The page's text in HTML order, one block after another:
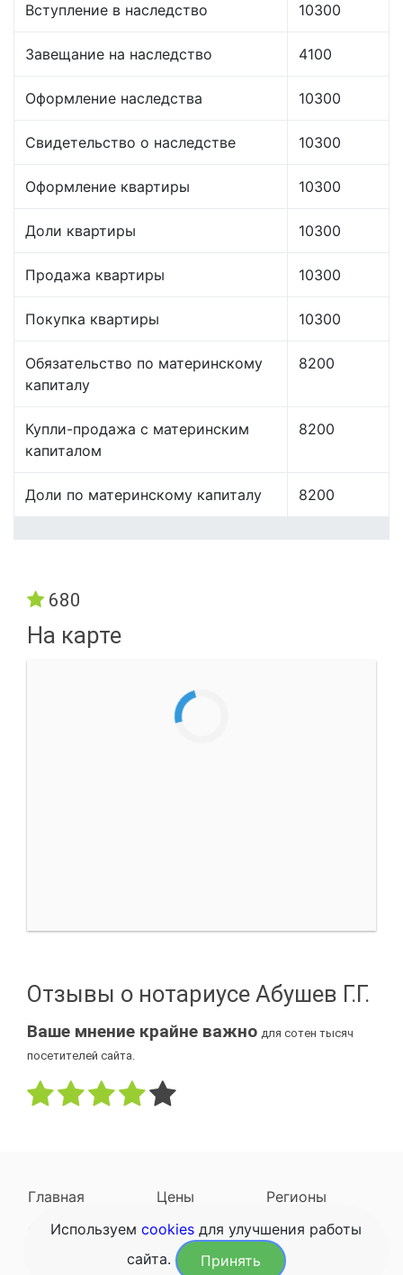
Вступление в наследство 10300
Завещание на наследство 4100
Оформление наследства 10300
Свидетельство о наследстве 10300
Оформление квартиры 10300
Доли квартиры 10300
Продажа квартиры 10300
Покупка квартиры 10300
Обязательство по материнскому
капиталу
8200
Купли-продажа с материнским
капиталом
8200
Доли по материнскому капиталу 8200
680
На карте
Отзывы о нотариусе Абушев Г.Г.
Ваше мнение крайне важно для сотен тысяч
посетителей сайта.
Главная Цены
Регионы
Наследодатели
Задать вопрос
Используем cookies для улучшения работы
сайта.
Принять